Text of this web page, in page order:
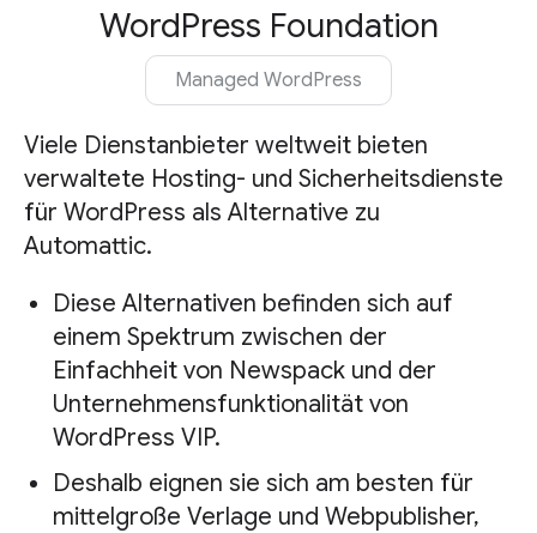
WordPress Foundation
Managed WordPress
Viele Dienstanbieter weltweit bieten
verwaltete Hosting- und Sicherheitsdienste
für WordPress als Alternative zu
Automattic.
Diese Alternativen befinden sich auf
einem Spektrum zwischen der
Einfachheit von Newspack und der
Unternehmensfunktionalität von
WordPress VIP.
Deshalb eignen sie sich am besten für
mittelgroße Verlage und Webpublisher,